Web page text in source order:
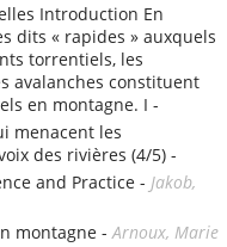
Introduction En
dits « rapides » auxquels
torrentiels, les
avalanches constituent
en montagne. I -
menacent les
des rivières (4/5) -
and Practice - Jakob,
montagne -Arnoux, Marie